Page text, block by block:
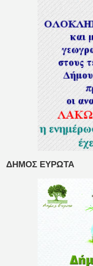
ΔΗΜΟΣ ΕΥΡΩΤΑ